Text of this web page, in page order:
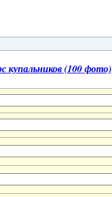
купальников (100 фото)